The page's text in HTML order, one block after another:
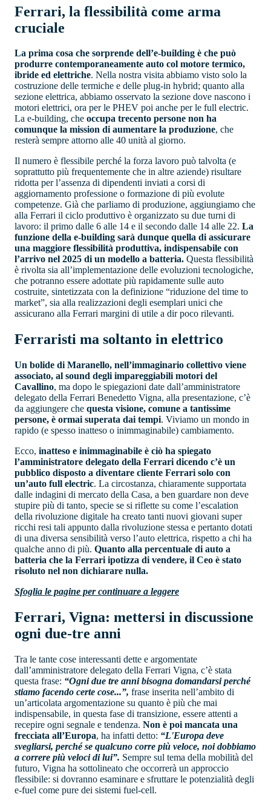
Ferrari, la flessibilità come arma
cruciale
La prima cosa che sorprende dell’e-building è che può
produrre contemporaneamente auto col motore termico,
ibride ed elettriche. Nella nostra visita abbiamo visto solo la
costruzione delle termiche e delle plug-in hybrid; quanto alla
sezione elettrica, abbiamo osservato la sezione dove nascono i
motori elettrici, ora per le PHEV poi anche per le full electric.
La e-building, che occupa trecento persone non ha
comunque la mission di aumentare la produzione, che
resterà sempre attorno alle 40 unità al giorno.
Il numero è flessibile perché la forza lavoro può talvolta (e
soprattutto più frequentemente che in altre aziende) risultare
ridotta per l’assenza di dipendenti inviati a corsi di
aggiornamento professione o formazione di più evolute
competenze. Già che parliamo di produzione, aggiungiamo che
alla Ferrari il ciclo produttivo è organizzato su due turni di
lavoro: il primo dalle 6 alle 14 e il secondo dalle 14 alle 22. La
funzione della e-building sarà dunque quella di assicurare
una maggiore flessibilità produttiva, indispensabile con
l’arrivo nel 2025 di un modello a batteria. Questa flessibilità
è rivolta sia all’implementazione delle evoluzioni tecnologiche,
che potranno essere adottate più rapidamente sulle auto
costruite, sintetizzata con la definizione “riduzione del time to
market”, sia alla realizzazioni degli esemplari unici che
assicurano alla Ferrari margini di utile a dir poco rilevanti.
Ferraristi ma soltanto in elettrico
Un bolide di Maranello, nell’immaginario collettivo viene
associato, al sound degli impareggiabili motori del
Cavallino, ma dopo le spiegazioni date dall’amministratore
delegato della Ferrari Benedetto Vigna, alla presentazione, c’è
da aggiungere che questa visione, comune a tantissime
persone, è ormai superata dai tempi. Viviamo un mondo in
rapido (e spesso inatteso o inimmaginabile) cambiamento.
Ecco, inatteso e inimmaginabile è ciò ha spiegato
l’amministratore delegato della Ferrari dicendo c’è un
pubblico disposto a diventare cliente Ferrari solo con
un’auto full electric. La circostanza, chiaramente supportata
dalle indagini di mercato della Casa, a ben guardare non deve
stupire più di tanto, specie se si riflette su come l’escalation
della rivoluzione digitale ha creato tanti nuovi giovani super
ricchi resi tali appunto dalla rivoluzione stessa e pertanto dotati
di una diversa sensibilità verso l’auto elettrica, rispetto a chi ha
qualche anno di più. Quanto alla percentuale di auto a
batteria che la Ferrari ipotizza di vendere, il Ceo è stato
risoluto nel non dichiarare nulla.
Sfoglia le pagine per continuare a leggere
Ferrari, Vigna: mettersi in discussione
ogni due-tre anni
Tra le tante cose interessanti dette e argomentate
dall’amministratore delegato della Ferrari Vigna, c’è stata
questa frase: “Ogni due tre anni bisogna domandarsi perché
stiamo facendo certe cose...”, frase inserita nell’ambito di
un’articolata argomentazione su quanto è più che mai
indispensabile, in questa fase di transizione, essere attenti a
recepire ogni segnale e tendenza. Non è poi mancata una
frecciata all’Europa, ha infatti detto: “L'Europa deve
svegliarsi, perché se qualcuno corre più veloce, noi dobbiamo
a correre più veloci di lui”. Sempre sul tema della mobilità del
futuro, Vigna ha sottolineato che occorrerà un approccio
flessibile: si dovranno esaminare e sfruttare le potenzialità degli
e-fuel come pure dei sistemi fuel-cell.